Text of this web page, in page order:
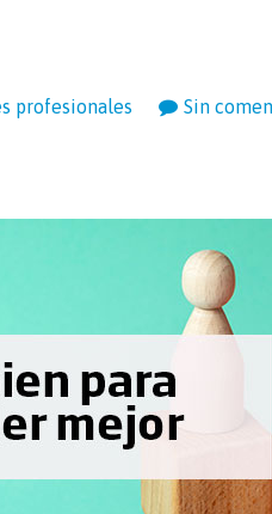
profesionales Sin